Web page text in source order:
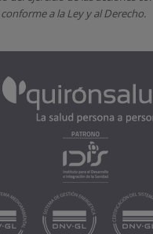
a la Ley y al Derecho.